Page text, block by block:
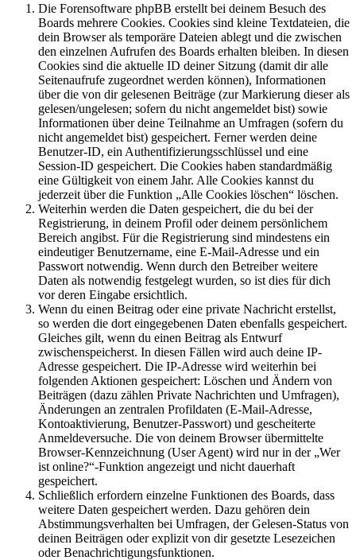
Die Forensoftware phpBB erstellt bei deinem Besuch des
Boards mehrere Cookies. Cookies sind kleine Textdateien, die
dein Browser als temporäre Dateien ablegt und die zwischen
den einzelnen Aufrufen des Boards erhalten bleiben. In diesen
Cookies sind die aktuelle ID deiner Sitzung (damit dir alle
Seitenaufrufe zugeordnet werden können), Informationen
über die von dir gelesenen Beiträge (zur Markierung dieser als
gelesen/ungelesen; sofern du nicht angemeldet bist) sowie
Informationen über deine Teilnahme an Umfragen (sofern du
nicht angemeldet bist) gespeichert. Ferner werden deine
Benutzer-ID, ein Authentifizierungsschlüssel und eine
Session-ID gespeichert. Die Cookies haben standardmäßig
eine Gültigkeit von einem Jahr. Alle Cookies kannst du
jederzeit über die Funktion „Alle Cookies löschen“ löschen.
Weiterhin werden die Daten gespeichert, die du bei der
Registrierung, in deinem Profil oder deinem persönlichem
Bereich angibst. Für die Registrierung sind mindestens ein
eindeutiger Benutzername, eine E-Mail-Adresse und ein
Passwort notwendig. Wenn durch den Betreiber weitere
Daten als notwendig festgelegt wurden, so ist dies für dich
vor deren Eingabe ersichtlich.
Wenn du einen Beitrag oder eine private Nachricht erstellst,
so werden die dort eingegebenen Daten ebenfalls gespeichert.
Gleiches gilt, wenn du einen Beitrag als Entwurf
zwischenspeicherst. In diesen Fällen wird auch deine IP-
Adresse gespeichert. Die IP-Adresse wird weiterhin bei
folgenden Aktionen gespeichert: Löschen und Ändern von
Beiträgen (dazu zählen Private Nachrichten und Umfragen),
Änderungen an zentralen Profildaten (E-Mail-Adresse,
Kontoaktivierung, Benutzer-Passwort) und gescheiterte
Anmeldeversuche. Die von deinem Browser übermittelte
Browser-Kennzeichnung (User Agent) wird nur in der „Wer
ist online?“-Funktion angezeigt und nicht dauerhaft
gespeichert.
Schließlich erfordern einzelne Funktionen des Boards, dass
weitere Daten gespeichert werden. Dazu gehören dein
Abstimmungsverhalten bei Umfragen, der Gelesen-Status von
deinen Beiträgen oder explizit von dir gesetzte Lesezeichen
oder Benachrichtigungsfunktionen.